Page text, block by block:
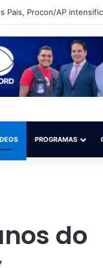
Pais, Procon/AP
PROGRAMAS
do